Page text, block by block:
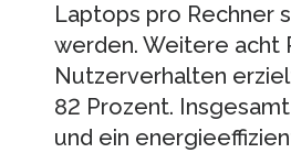
Laptops pro Rechner
werden. Weitere acht
Nutzerverhalten
82 Prozent.
und ein